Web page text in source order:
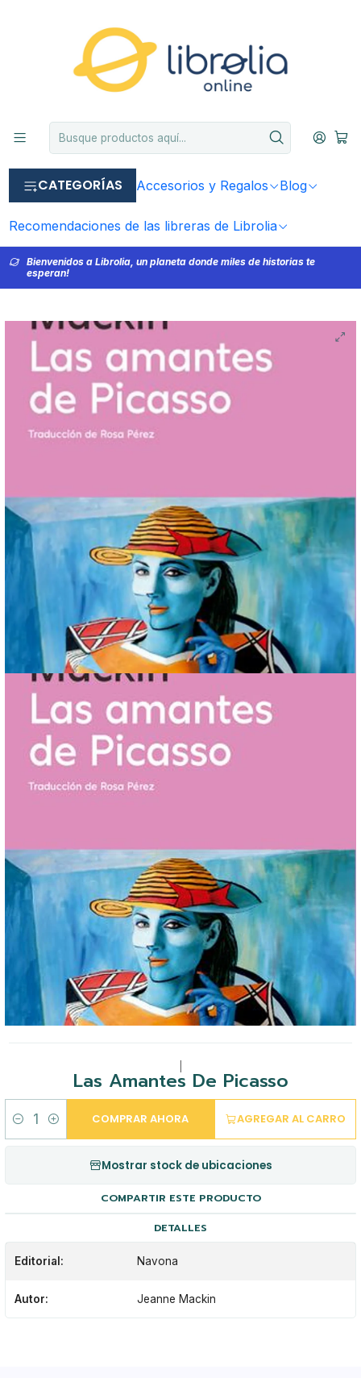
CATEGORÍAS Accesorios y Regalos Blog
Recomendaciones de las libreras de Librolia
Bienvenidos a Librolia, un planeta donde miles de historias te
esperan!
Las Amantes De Picasso
Cantidad
AGREGAR AL CARRO
COMPRAR AHORA
Mostrar stock de ubicaciones
COMPARTIR ESTE PRODUCTO
DETALLES
Editorial: Navona
Autor: Jeanne Mackin